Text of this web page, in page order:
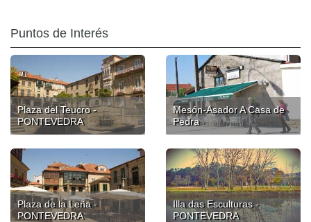
Puntos de Interés
Plaza del Teucro -
PONTEVEDRA
Mesón-Asador A Casa de
Pedra
Plaza de la Leña -
PONTEVEDRA
Illa das Esculturas -
PONTEVEDRA